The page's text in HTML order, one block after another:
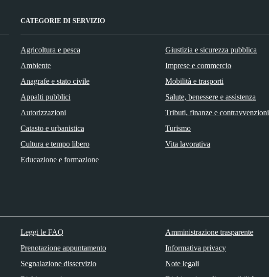
CATEGORIE DI SERVIZIO
Agricoltura e pesca
Ambiente
Anagrafe e stato civile
Appalti pubblici
Autorizzazioni
Catasto e urbanistica
Cultura e tempo libero
Educazione e formazione
Giustizia e sicurezza pubblica
Imprese e commercio
Mobilità e trasporti
Salute, benessere e assistenza
Tributi, finanze e contravvenzioni
Turismo
Vita lavorativa
Leggi le FAQ
Prenotazione appuntamento
Segnalazione disservizio
Amministrazione trasparente
Informativa privacy
Note legali